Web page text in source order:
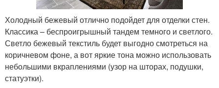
Холодный бежевый отлично подойдет для отделки стен.
Классика – беспроигрышный тандем темного и светлого.
Светло бежевый текстиль будет выгодно смотреться на
коричневом фоне, а вот яркие тона можно использовать
небольшими вкраплениями (узор на шторах, подушки,
статуэтки).